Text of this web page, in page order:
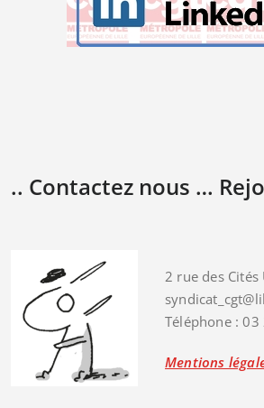
.. Contactez nous …
2 rue des
Téléphone :
Mentions